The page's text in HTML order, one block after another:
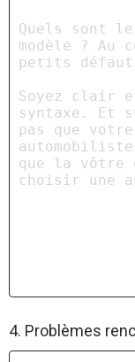
4. Problèmes